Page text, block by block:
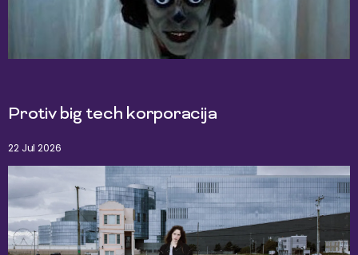
Protiv big tech korporacija
22 Jul 2026